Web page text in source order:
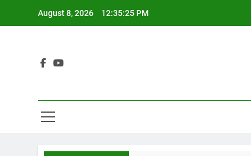
August 8, 2026 12:35:26 PM